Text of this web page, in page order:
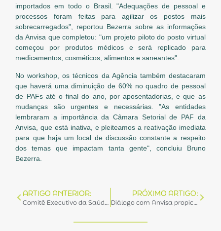
importados em todo o Brasil. "Adequações de pessoal e
processos foram feitas para agilizar os postos mais
sobrecarregados", reportou Bezerra sobre as informações
da Anvisa que completou: "um projeto piloto do posto virtual
começou por produtos médicos e será replicado para
medicamentos, cosméticos, alimentos e saneantes".
No workshop, os técnicos da Agência também destacaram
que haverá uma diminuição de 60% no quadro de pessoal
de PAFs até o final do ano, por aposentadorias, e que as
mudanças são urgentes e necessárias. "As entidades
lembraram a importância da Câmara Setorial de PAF da
Anvisa, que está inativa, e pleiteamos a reativação imediata
para que haja um local de discussão constante a respeito
dos temas que impactam tanta gente", concluiu Bruno
Bezerra.
ARTIGO ANTERIOR:
Comitê Executivo da Saúde do Paraná realiza reunião com representante da ABRAIDI
PRÓXIMO ARTIGO:
Diálogo com Anvisa propiciou a revisão da RDC 81/2008 com propostas da ABRAIDI parcialmente acatadas